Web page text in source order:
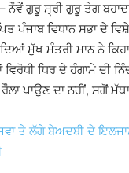
ਨੌਵੇਂ ਗੁਰੂ ਸ੍ਰੀ ਗੁਰੂ ਤੇਗ
ਪੰਜਾਬ ਵਿਧਾਨ ਸਭਾ ਦੇ
ਮੁੱਖ ਮੰਤਰੀ ਮਾਨ ਨੇ
ਧਿਰ ਦੇ ਹੰਗਾਮੇ ਦੀ
ਪਾਉਣ ਦਾ ਨਹੀਂ, ਸਗੋਂ
ਤੇ ਲੱਗੇ ਬੇਅਦਬੀ ਦੇ